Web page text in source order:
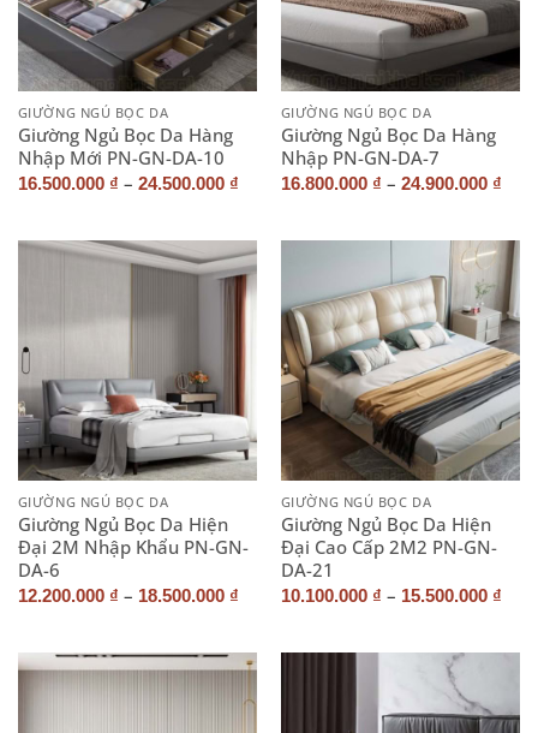
GIƯỜNG NGỦ BỌC DA
Giường Ngủ Bọc Da Hàng
Nhập Mới PN-GN-DA-10
16.500.000 ₫ – 24.500.000 ₫
GIƯỜNG NGỦ BỌC DA
Giường Ngủ Bọc Da Hàng
Nhập PN-GN-DA-7
16.800.000 ₫ – 24.900.000 ₫
GIƯỜNG NGỦ BỌC DA
Giường Ngủ Bọc Da Hiện
Đại 2M Nhập Khẩu PN-GN-
DA-6
12.200.000 ₫ – 18.500.000 ₫
GIƯỜNG NGỦ BỌC DA
Giường Ngủ Bọc Da Hiện
Đại Cao Cấp 2M2 PN-GN-
DA-21
10.100.000 ₫ – 15.500.000 ₫